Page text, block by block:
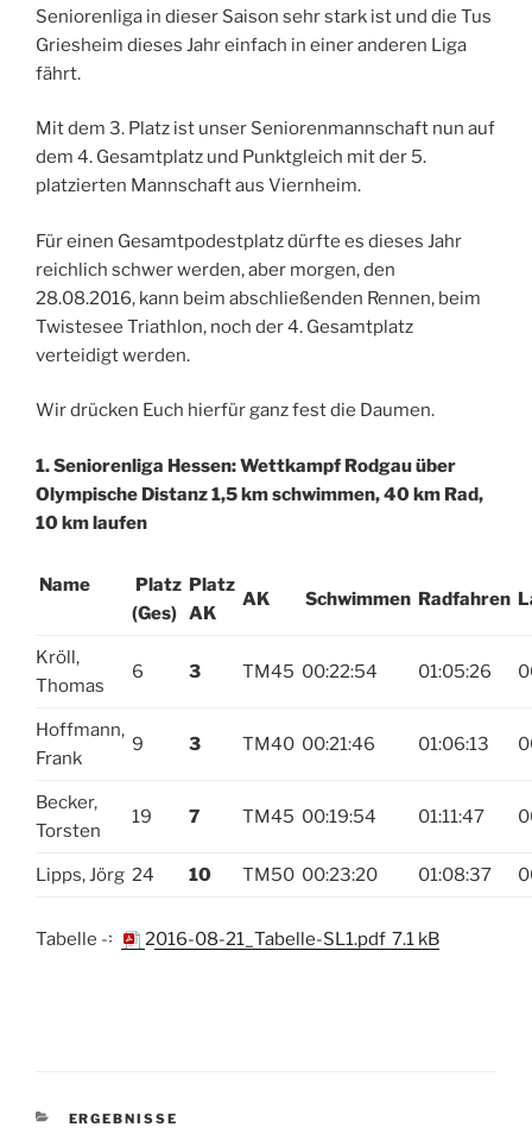
Seniorenliga in dieser Saison sehr stark ist und die Tus
Griesheim dieses Jahr einfach in einer anderen Liga
fährt.
Mit dem 3. Platz ist unser Seniorenmannschaft nun auf
dem 4. Gesamtplatz und Punktgleich mit der 5.
platzierten Mannschaft aus Viernheim.
Für einen Gesamtpodestplatz dürfte es dieses Jahr
reichlich schwer werden, aber morgen, den
28.08.2016, kann beim abschließenden Rennen, beim
Twistesee Triathlon, noch der 4. Gesamtplatz
verteidigt werden.
Wir drücken Euch hierfür ganz fest die Daumen.
1. Seniorenliga Hessen: Wettkampf Rodgau über
Olympische Distanz 1,5 km schwimmen, 40 km Rad,
10 km laufen
Name
Platz
(Ges)
Platz
AK
AK Schwimmen Radfahren
Kröll,
Thomas
6 3 TM45 00:22:54 01:05:26
Hoffmann,
Frank
9 3 TM40 00:21:46 01:06:13
Becker,
Torsten
19 7 TM45 00:19:54 01:11:47
Lipps, Jörg 24 10 TM50 00:23:20 01:08:37
Tabelle -> 2016-08-21_Tabelle-SL1.pdf 7.1 kB
KATEGORIEN
ERGEBNISSE